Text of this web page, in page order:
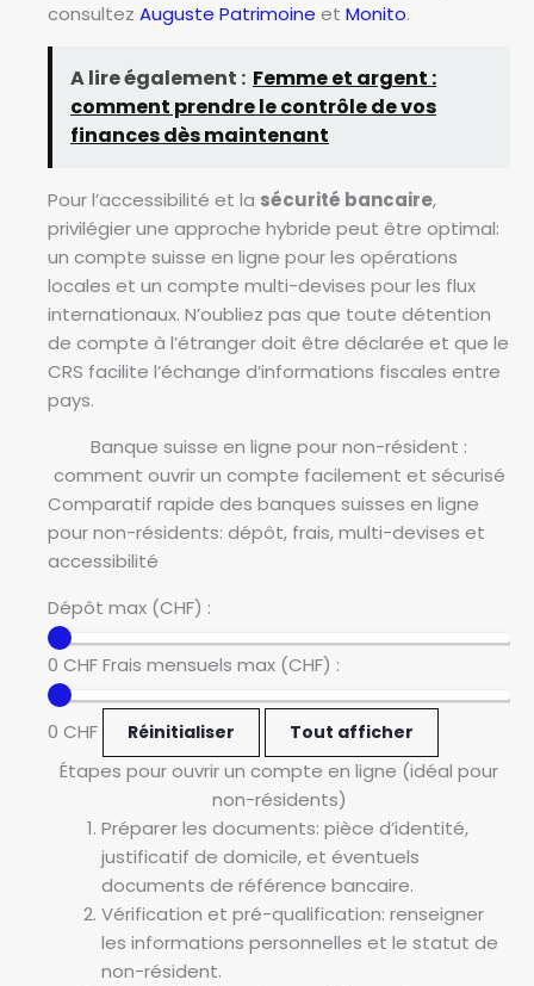
consultez Auguste Patrimoine et Monito.
A lire également : Femme et argent :
comment prendre le contrôle de vos
finances dès maintenant
Pour l’accessibilité et la sécurité bancaire,
privilégier une approche hybride peut être optimal:
un compte suisse en ligne pour les opérations
locales et un compte multi-devises pour les flux
internationaux. N’oubliez pas que toute détention
de compte à l’étranger doit être déclarée et que le
CRS facilite l’échange d’informations fiscales entre
pays.
Banque suisse en ligne pour non-résident :
comment ouvrir un compte facilement et sécurisé
Comparatif rapide des banques suisses en ligne
pour non-résidents: dépôt, frais, multi-devises et
accessibilité
Dépôt max (CHF) :
0 CHFFrais mensuels max (CHF) :
0 CHF Réinitialiser Tout afficher
Étapes pour ouvrir un compte en ligne (idéal pour
non-résidents)
Préparer les documents: pièce d’identité,
justificatif de domicile, et éventuels
documents de référence bancaire.
Vérification et pré-qualification: renseigner
les informations personnelles et le statut de
non-résident.